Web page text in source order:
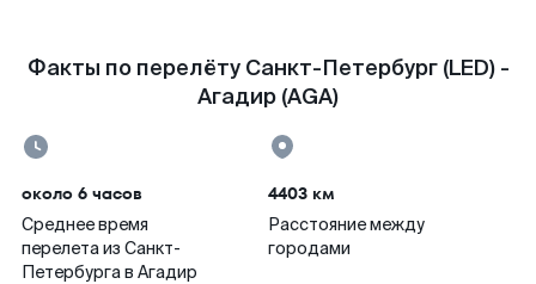
Факты по перелёту Санкт-Петербург (LED) -
Агадир (AGA)
около 6 часов
Среднее время
перелета из Санкт-
Петербурга в Агадир
4403 км
Расстояние между
городами